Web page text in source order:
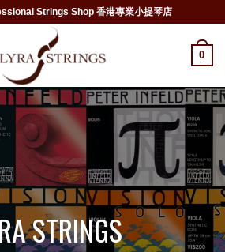
Strings Shop 香港專業小提琴店
0
STRINGS